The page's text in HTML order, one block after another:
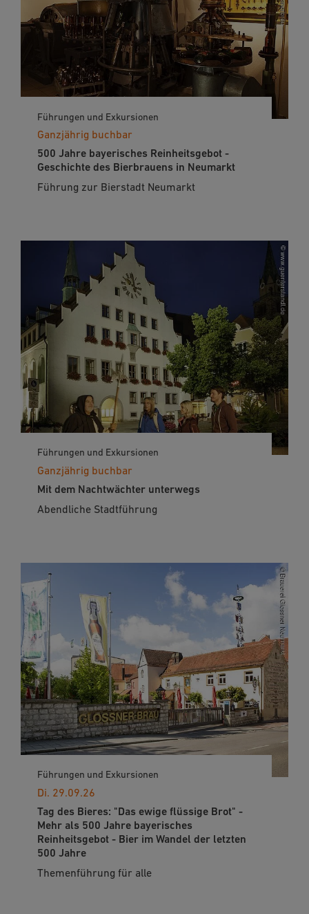
Führungen und Exkursionen
Ganzjährig buchbar
500 Jahre bayerisches Reinheitsgebot -
Geschichte des Bierbrauens in Neumarkt
Führung zur Bierstadt Neumarkt
Führungen und Exkursionen
Ganzjährig buchbar
Mit dem Nachtwächter unterwegs
Abendliche Stadtführung
Führungen und Exkursionen
Di. 29.09.26
Tag des Bieres: "Das ewige flüssige Brot" -
Mehr als 500 Jahre bayerisches
Reinheitsgebot - Bier im Wandel der letzten
500 Jahre
Themenführung für alle